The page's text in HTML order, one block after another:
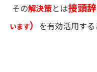
その解決策とは接頭
います） を有効活用する